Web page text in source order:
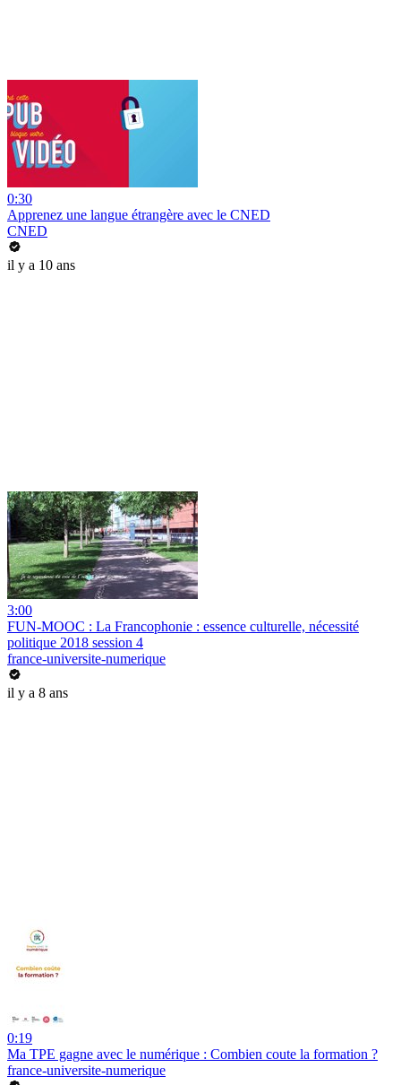
0:30
Apprenez une langue étrangère avec le CNED
CNED
il y a 10 ans
3:00
FUN-MOOC : La Francophonie : essence culturelle, nécessité
politique 2018 session 4
france-universite-numerique
il y a 8 ans
0:19
Ma TPE gagne avec le numérique : Combien coute la formation ?
france-universite-numerique